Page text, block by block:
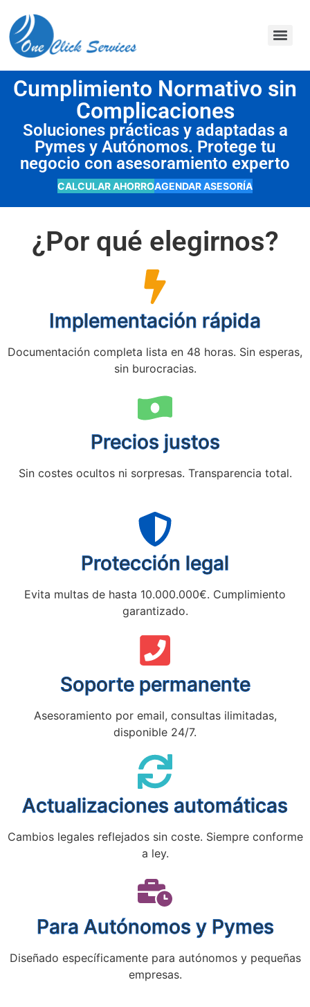
Cumplimiento Normativo sin
Complicaciones
Soluciones prácticas y adaptadas a
Pymes y Autónomos. Protege tu
negocio con asesoramiento experto
CALCULAR AHORROAGENDAR ASESORÍA
¿Por qué elegirnos?
Implementación rápida
Documentación completa lista en 48 horas. Sin esperas,
sin burocracias.
Precios justos
Sin costes ocultos ni sorpresas. Transparencia total.
Protección legal
Evita multas de hasta 10.000.000€. Cumplimiento
garantizado.
Soporte permanente
Asesoramiento por email, consultas ilimitadas,
disponible 24/7.
Actualizaciones automáticas
Cambios legales reflejados sin coste. Siempre conforme
a ley.
Para Autónomos y Pymes
Diseñado específicamente para autónomos y pequeñas
empresas.